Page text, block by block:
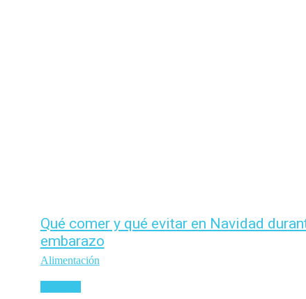
Qué comer y qué evitar en Navidad
embarazo
Alimentación